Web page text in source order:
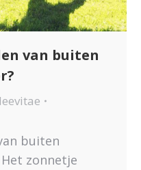
van buiten
buiten
zonnetje